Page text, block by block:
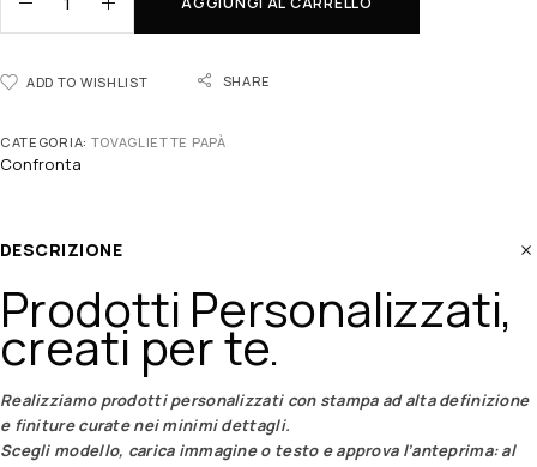
ADD TO WISHLIST SHARE
CATEGORIA: TOVAGLIETTE PAPÀ
Confronta
DESCRIZIONE
Prodotti Personalizzati,
creati per te.
Realizziamo prodotti personalizzati con stampa ad alta definizione
e finiture curate nei minimi dettagli.
Scegli modello, carica immagine o testo e approva l’anteprima: al